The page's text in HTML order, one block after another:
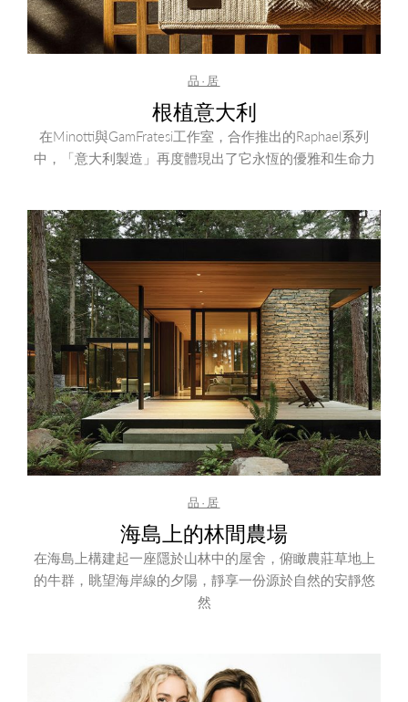
品·居
根植意大利
在Minotti與GamFratesi工作室，合作推出的Raphael系列
中，「意大利製造」再度體現出了它永恆的優雅和生命力
品·居
海島上的林間農場
在海島上構建起一座隱於山林中的屋舍，俯瞰農莊草地上
的牛群，眺望海岸線的夕陽，靜享一份源於自然的安靜悠
然